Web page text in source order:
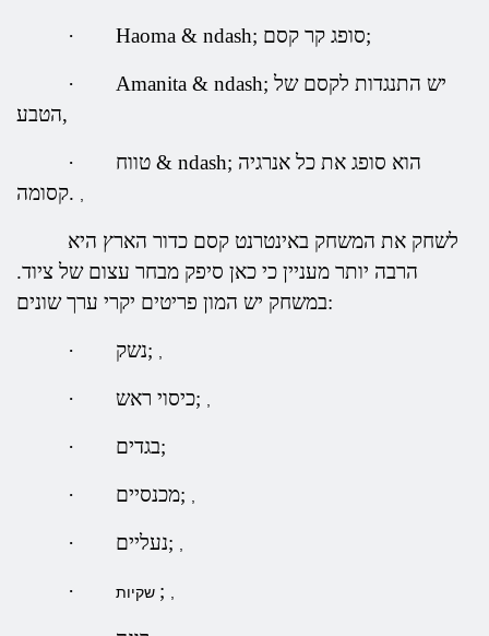
· Haoma & ndash; סופג קר קסם;
·
Amanita & ndash; יש התנגדות לקסם של
הטבע,
·
טווח & ndash; הוא סופג את כל אנרגיה
קסומה.
לשחק את המשחק באינטרנט קסם כדור הארץ היא
הרבה יותר מעניין כי כאן סיפק מבחר עצום של ציוד.
במשחק יש המון פריטים יקרי ערך שונים:
· נשק;
· כיסוי ראש;
· בגדים;
· מכנסיים;
· נעליים;
· ;